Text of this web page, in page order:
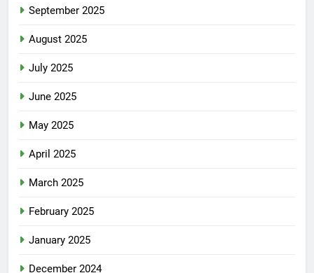
September 2025
August 2025
July 2025
June 2025
May 2025
April 2025
March 2025
February 2025
January 2025
December 2024